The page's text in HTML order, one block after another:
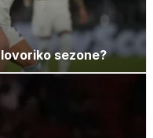
sezone?